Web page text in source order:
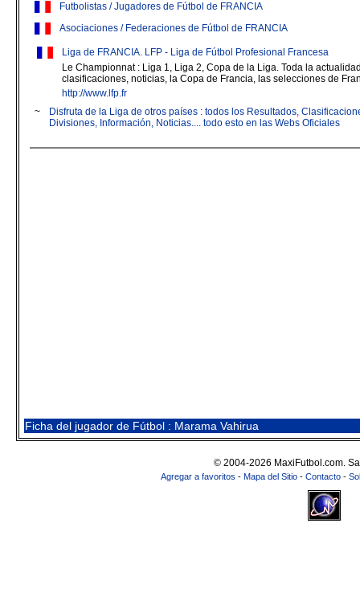
Futbolistas / Jugadores de Fútbol de FRANCIA
Asociaciones / Federaciones de Fútbol de FRANCIA
Liga de FRANCIA. LFP - Liga de Fútbol Profesional Francesa
Le Championnat : Liga 1, Liga 2, Copa de la Liga. Toda la
clasificaciones, noticias, la Copa de Francia, las selecciones de
http://www.lfp.fr
~
Disfruta de la Liga de otros países : todos los Resultados,
Divisiones, Información, Noticias.... todo esto en las Webs Oficiales
Ficha del jugador de Fútbol : Marama Vahirua
© 2004-2026 MaxiFutbol.com.
Agregar a favoritos - Mapa del Sitio - Contacto -